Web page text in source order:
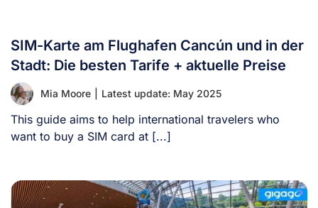
SIM-Karte am Flughafen Cancún und in der
Stadt: Die besten Tarife + aktuelle Preise
Mia Moore Latest update: May 2025
This guide aims to help international travelers who
want to buy a SIM card at [...]